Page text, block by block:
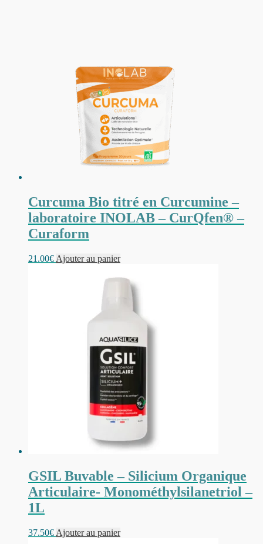
Curcuma Bio titré en Curcumine –
laboratoire INOLAB – CurQfen® –
Curaform
21.00€ Ajouter au panier
GSIL Buvable – Silicium Organique
Articulaire- Monométhylsilanetriol –
1L
37.50€ Ajouter au panier